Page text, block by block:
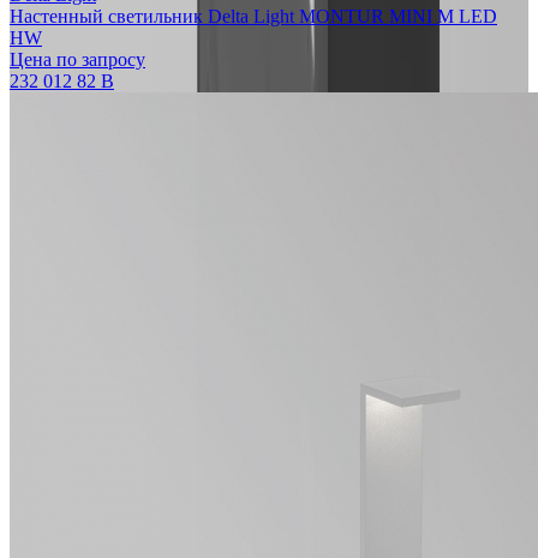
Настенный светильник Delta Light MONTUR MINI M LED
HW
Цена по запросу
232 012 82 B